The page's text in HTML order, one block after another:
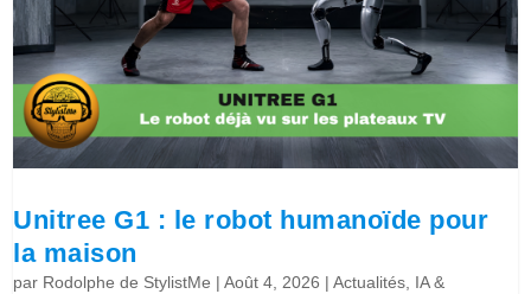
Unitree G1 : le robot humanoïde pour
la maison
par Rodolphe de StylistMe |Août 4, 2026 |Actualités IA &